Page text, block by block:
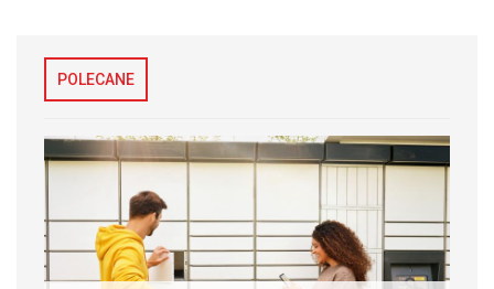
POLECANE